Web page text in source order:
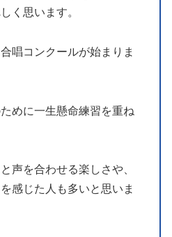
く思います。
唱コンクールが始まりま
めに一生懸命練習を重ね
声を合わせる楽しさや、
感じた人も多いと思いま